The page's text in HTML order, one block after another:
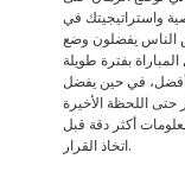
واستراتيجيتك في
الناس يفضلون وضع
بفترة طويلة
في حين يفضل
حتى اللحظة الأخيرة
أكثر دقة قبل
اتخاذ القرار.